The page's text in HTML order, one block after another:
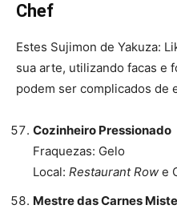
Chef
Estes Sujimon de Yakuza:
sua arte, utilizando facas e
podem ser complicados de
Cozinheiro Pressionado
Fraquezas: Gelo
Local: Restaurant Row e
Mestre das Carnes